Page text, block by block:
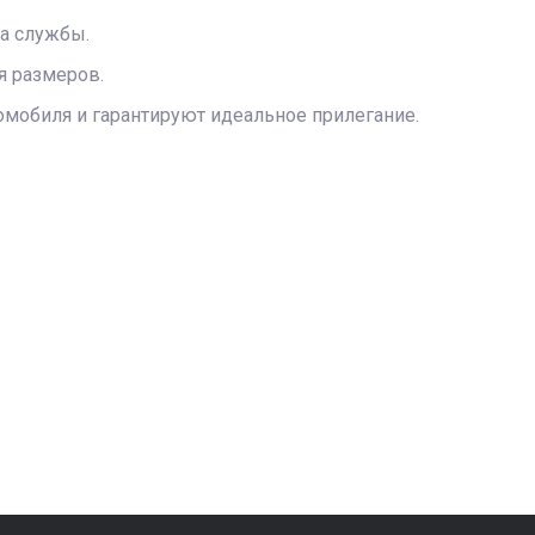
службы.
размеров.
и гарантируют идеальное прилегание.